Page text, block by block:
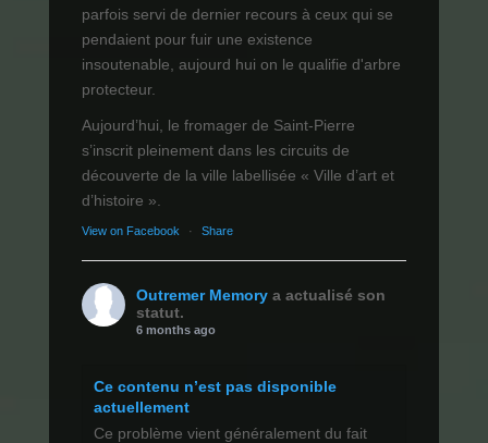
parfois servi de dernier recours à ceux qui se
pendaient pour fuir une existence
insoutenable, aujourd hui on le qualifie d'arbre
protecteur.
Aujourd’hui, le fromager de Saint-Pierre
s’inscrit pleinement dans les circuits de
découverte de la ville labellisée « Ville d’art et
d’histoire ».
View on Facebook · Share
Outremer Memory a actualisé son
statut.
6 months ago
Ce contenu n’est pas disponible
actuellement
Ce problème vient généralement du fait